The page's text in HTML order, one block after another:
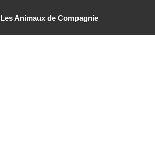
Les Animaux de Compagnie